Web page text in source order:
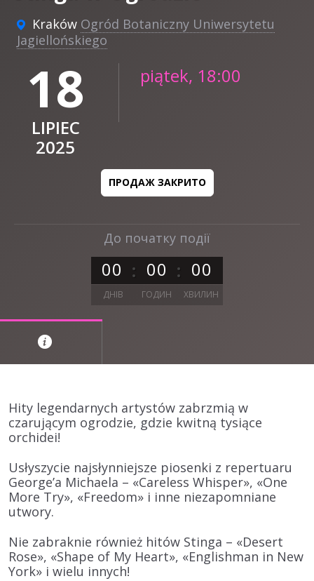
До початку події
00 00 00
ДНІВ ГОДИН ХВИЛИН
Kraków Ogród Botaniczny Uniwersytetu
Jagiellońskiego
18
LIPIEC
2025
piątek, 18:00
ПРОДАЖ ЗАКРИТО
Hity legendarnych artystów zabrzmią w
czarującym ogrodzie, gdzie kwitną tysiące
orchidei!
Usłyszycie najsłynniejsze piosenki z repertuaru
George’a Michaela – «Careless Whisper», «One
More Try», «Freedom» i inne niezapomniane
utwory.
Nie zabraknie również hitów Stinga – «Desert
Rose», «Shape of My Heart», «Englishman in New
York» i wielu innych!